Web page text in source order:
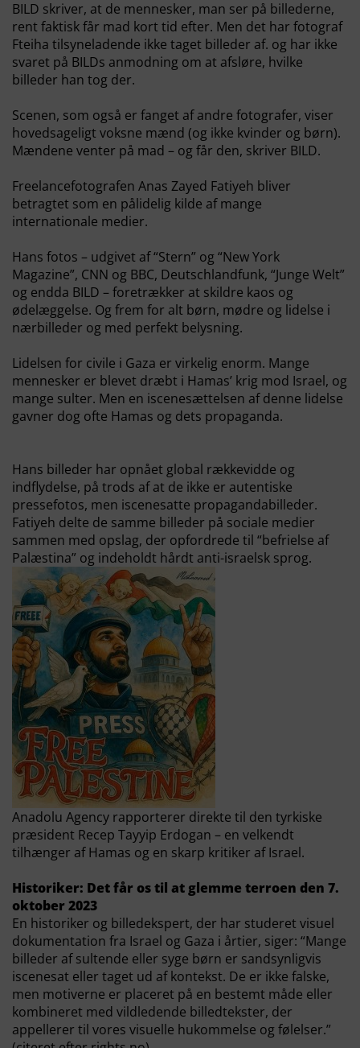
BILD skriver, at de mennesker, man ser på billederne,
rent faktisk får mad kort tid efter. Men det har fotograf
Fteiha tilsyneladende ikke taget billeder af. og har ikke
svaret på BILDs anmodning om at afsløre, hvilke
billeder han tog der.
Scenen, som også er fanget af andre fotografer, viser
hovedsageligt voksne mænd (og ikke kvinder og børn).
Mændene venter på mad – og får den, skriver BILD.
Freelancefotografen Anas Zayed Fatiyeh bliver
betragtet som en pålidelig kilde af mange
internationale medier.
Hans fotos – udgivet af “Stern” og “New York
Magazine”, CNN og BBC, Deutschlandfunk, “Junge Welt”
og endda BILD – foretrækker at skildre kaos og
ødelæggelse. Og frem for alt børn, mødre og lidelse i
nærbilleder og med perfekt belysning.
Lidelsen for civile i Gaza er virkelig enorm. Mange
mennesker er blevet dræbt i Hamas’ krig mod Israel, og
mange sulter. Men en iscenesættelsen af ​​denne lidelse
gavner dog ofte Hamas og dets propaganda.
Hans billeder har opnået global rækkevidde og
indflydelse, på trods af at de ikke er autentiske
pressefotos, men iscenesatte propagandabilleder.
Fatiyeh delte de samme billeder på sociale medier
sammen med opslag, der opfordrede til “befrielse af
Palæstina” og indeholdt hårdt anti-israelsk sprog.
Anadolu Agency rapporterer direkte til den tyrkiske
præsident Recep Tayyip Erdogan – en velkendt
tilhænger af Hamas og en skarp kritiker af Israel.
Historiker: Det får os til at glemme terroen den 7.
oktober 2023
En historiker og billedekspert, der har studeret visuel
dokumentation fra Israel og Gaza i årtier, siger: “Mange
billeder af sultende eller syge børn er sandsynligvis
iscenesat eller taget ud af kontekst. De er ikke falske,
men motiverne er placeret på en bestemt måde eller
kombineret med vildledende billedtekster, der
appellerer til vores visuelle hukommelse og følelser.”